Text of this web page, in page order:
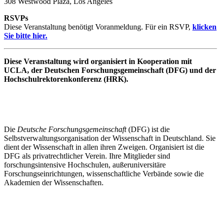
RSVPs
Diese Veranstaltung benötigt Voranmeldung. Für ein RSVP, klicken
Sie bitte hier.
Diese Veranstaltung wird organisiert in Kooperation mit
UCLA, der Deutschen Forschungsgemeinschaft (DFG) und der
Hochschulrektorenkonferenz (HRK).
Die Deutsche Forschungsgemeinschaft(DFG) ist die
Selbstverwaltungsorganisation der Wissenschaft in Deutschland. Sie
dient der Wissenschaft in allen ihren Zweigen. Organisiert ist die
DFG als privatrechtlicher Verein. Ihre Mitglieder sind
forschungsintensive Hochschulen, außeruniversitäre
Forschungseinrichtungen, wissenschaftliche Verbände sowie die
Akademien der Wissenschaften.